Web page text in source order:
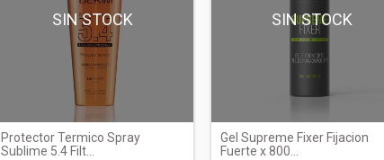
SIN STOCK
Protector Termico Spray
Sublime 5.4 Filt...
SIN STOCK
Gel Supreme Fixer Fijacion
Fuerte x 800...